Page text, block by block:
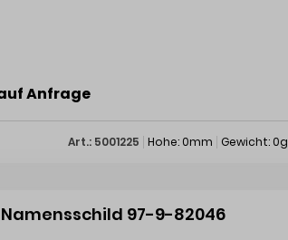
Anfrage
Art.: 5001225 Hohe: 0mm Gewicht: 0g
Namensschild 97-9-82046